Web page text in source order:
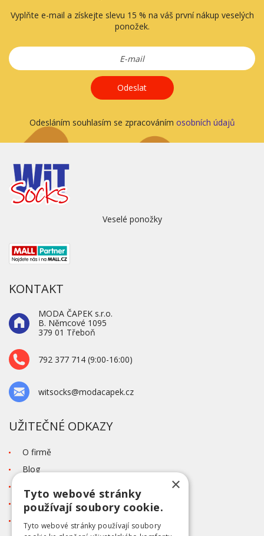
Vyplňte e-mail a získejte slevu 15 % na váš první nákup veselých
ponožek.
Odeslat
Odesláním souhlasím se zpracováním osobních údajů
Veselé ponožky
KONTAKT
MODA ČAPEK s.r.o.
B. Němcové 1095
379 01 Třeboň
792 377 714 (9:00-16:00)
witsocks@modacapek.cz
UŽITEČNÉ ODKAZY
O firmě
Blog
Tabulka velikostí
Ochrana osobních údajů GDPR
×
Tyto webové stránky
používají soubory cookie.
Tyto webové stránky používají soubory